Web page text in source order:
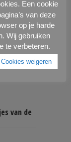
18
van de
Een cookie
van deze
op je harde
Wij gebruiken
te verbeteren.
Cookies weigeren